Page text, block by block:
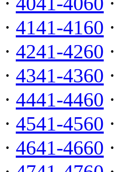
· 4141-4160 ·
· 4241-4260 ·
· 4341-4360 ·
· 4441-4460 ·
· 4541-4560 ·
· 4641-4660 ·